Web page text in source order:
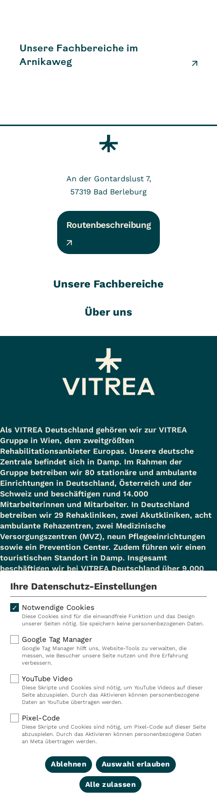
Unsere Fachbereiche im
Arnikaweg
An der Gontardslust 7,
57319 Bad Berleburg
Routenbeschreibung
Unsere Fachbereiche
Über uns
Als VITREA Deutschland gehören wir zur VITREA
Gruppe in Wien, dem zweitgrößten
Rehabilitationsanbieter Europas. Unsere deutsche
Zentrale befindet sich in Damp. Im Rahmen der
Gruppe betreiben wir 80 stationäre und ambulante
Einrichtungen in Deutschland, Österreich und der
Schweiz und beschäftigen rund 14.000
Mitarbeiterinnen und Mitarbeiter. In Deutschland
betreiben wir 29 Rehakliniken, zwei Akutkliniken, acht
ambulante Rehazentren, zwei Medizinische
Versorgungszentren (MVZ), neun Pflegeeinrichtungen
sowie ein Prevention Center. Zudem führen wir einen
touristischen Standort in Damp. Insgesamt
beschäftigen wir bei VITREA Deutschland über 9.000
Kliniken
Ambulant
Reha
Prävention
Karriere
VITREA Deutschland
IMPRESSUM
HINWEISGEBERSYSTEM
AUFSICHTSBEHÖRDEN
Ihre Datenschutz-Einstellungen
Notwendige Cookies
Diese Cookies sind für die einwandfreie Funktion und das Design
unserer Seiten nötig. Sie speichern keine personenbezogenen Daten.
Google Tag Manager
Google Tag Manager hilft uns, Website-Tools zu verwalten, die
messen, wie Besucher unsere Seite nutzen und Ihre Erfahrung
verbessern.
YouTube Video
Diese Skripte und Cookies sind nötig, um YouTube Videos auf dieser
Seite abzuspielen. Durch das Aktivieren können personenbezogene
Daten an YouTube übertragen werden.
Pixel-Code
Diese Skripte und Cookies sind nötig, um Pixel-Code auf dieser Seite
abzuspielen. Durch das Aktivieren können personenbezogene Daten
an Meta übertragen werden.
Ablehnen Auswahl erlauben
Alle zulassen